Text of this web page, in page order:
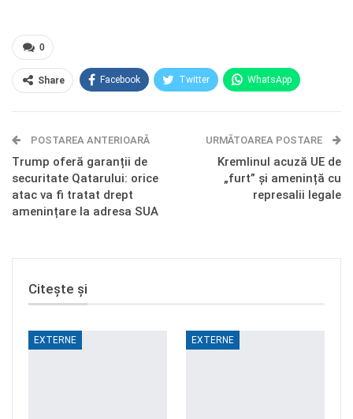
0
Share Facebook Twitter WhatsApp
Telegram OK.ru
POSTAREA ANTERIOARĂ
Trump oferă garanții de
securitate Qatarului: orice
atac va fi tratat drept
amenințare la adresa SUA
URMĂTOAREA POSTARE
Kremlinul acuză UE de
„furt” și amenință cu
represalii legale
Citește și
EXTERNE EXTERNE